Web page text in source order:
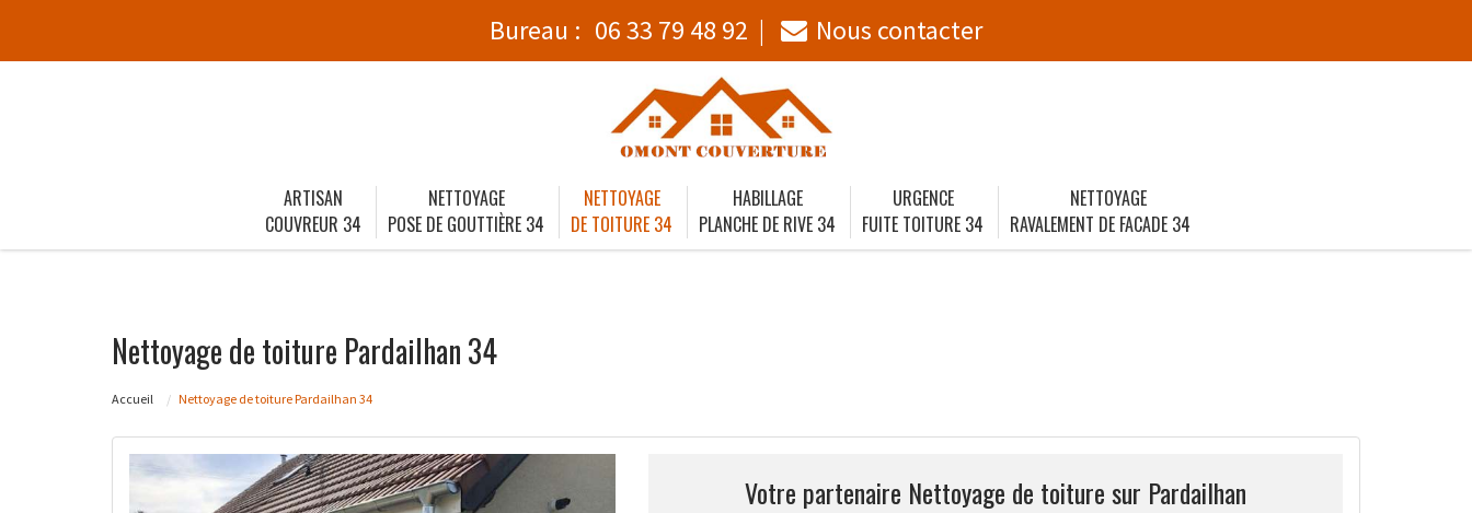
Bureau : 06 33 79 48 92 Nous contacter
ARTISAN
COUVREUR 34
NETTOYAGE
POSE DE GOUTTIÈRE 34
NETTOYAGE
DE TOITURE 34
HABILLAGE
PLANCHE DE RIVE 34
URGENCE
FUITE TOITURE 34
NETTOYAGE
RAVALEMENT DE FACADE 34
Nettoyage de toiture Pardailhan 34
Accueil Nettoyage de toiture Pardailhan 34
Votre partenaire Nettoyage de toiture sur Pardailhan